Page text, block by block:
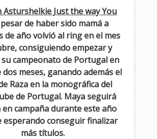
Asturshelkie Just the way You
de haber sido mamá a
de año volvió al ring en el mes
consiguiendo empezar y
campeonato de Portugal en
dos meses, ganando además el
Raza en la monográfica del
de Portugal. Maya seguirá
campaña durante este año
esperando conseguir finalizar
más títulos.